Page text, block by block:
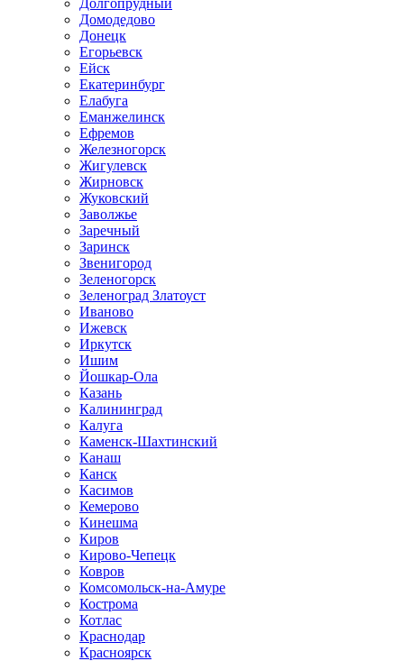
Долгопрудный
Домодедово
Донецк
Егорьевск
Ейск
Екатеринбург
Елабуга
Еманжелинск
Ефремов
Железногорск
Жигулевск
Жирновск
Жуковский
Заволжье
Заречный
Заринск
Звенигород
Зеленогорск
Зеленоград Златоуст
Иваново
Ижевск
Иркутск
Ишим
Йошкар-Ола
Казань
Калининград
Калуга
Каменск-Шахтинский
Канаш
Канск
Касимов
Кемерово
Кинешма
Киров
Кирово-Чепецк
Ковров
Комсомольск-на-Амуре
Кострома
Котлас
Краснодар
Красноярск